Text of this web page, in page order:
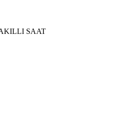
SAAT